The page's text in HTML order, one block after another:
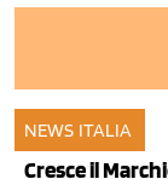
NEWS ITALIA
30 dic 2013
Cresce il